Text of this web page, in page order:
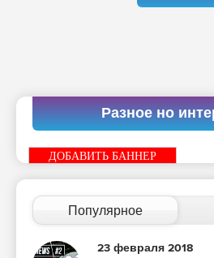
Разное но
ДОБАВИТЬ БАННЕР
Популярное
23 февраля 2018